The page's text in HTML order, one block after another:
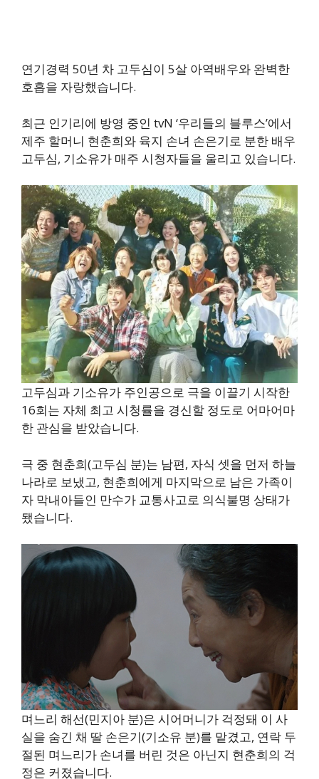
연기경력 50년 차 고두심이 5살 아역배우와 완벽한
호흡을 자랑했습니다.
최근 인기리에 방영 중인 tvN ‘우리들의 블루스’에서
제주 할머니 현춘희와 육지 손녀 손은기로 분한 배우
고두심, 기소유가 매주 시청자들을 울리고 있습니다.
고두심과 기소유가 주인공으로 극을 이끌기 시작한
16회는 자체 최고 시청률을 경신할 정도로 어마어마
한 관심을 받았습니다.
극 중 현춘희(고두심 분)는 남편, 자식 셋을 먼저 하늘
나라로 보냈고, 현춘희에게 마지막으로 남은 가족이
자 막내아들인 만수가 교통사고로 의식불명 상태가
됐습니다.
며느리 해선(민지아 분)은 시어머니가 걱정돼 이 사
실을 숨긴 채 딸 손은기(기소유 분)를 맡겼고, 연락 두
절된 며느리가 손녀를 버린 것은 아닌지 현춘희의 걱
정은 커졌습니다.